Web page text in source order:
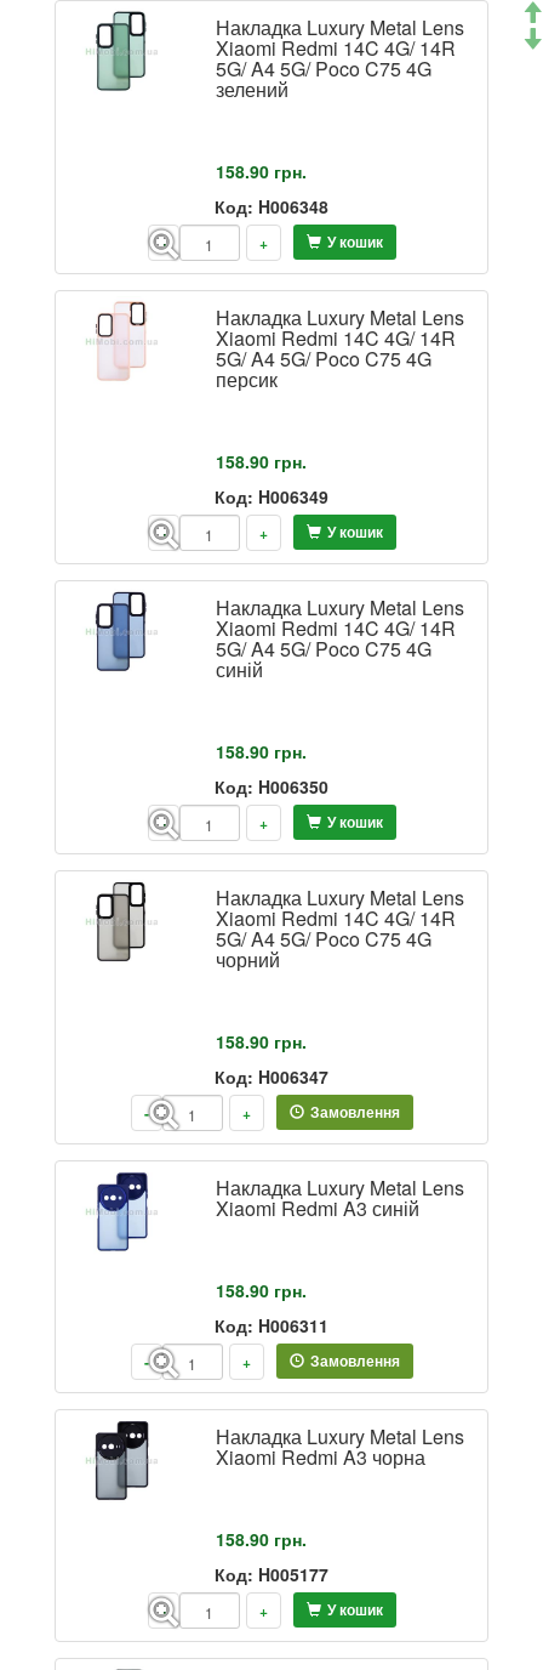
Накладка Luxury Metal Lens
Xiaomi Redmi 14C 4G/ 14R
5G/ A4 5G/ Poco C75 4G
зелений
158.90 грн.
Код: H006348
- + У кошик
Накладка Luxury Metal Lens
Xiaomi Redmi 14C 4G/ 14R
5G/ A4 5G/ Poco C75 4G
персик
158.90 грн.
Код: H006349
- + У кошик
Накладка Luxury Metal Lens
Xiaomi Redmi 14C 4G/ 14R
5G/ A4 5G/ Poco C75 4G
синій
158.90 грн.
Код: H006350
- + У кошик
Накладка Luxury Metal Lens
Xiaomi Redmi 14C 4G/ 14R
5G/ A4 5G/ Poco C75 4G
чорний
158.90 грн.
Код: H006347
- + Замовлення
Накладка Luxury Metal Lens
Xiaomi Redmi A3 синій
158.90 грн.
Код: H006311
- + Замовлення
Накладка Luxury Metal Lens
Xiaomi Redmi A3 чорна
158.90 грн.
Код: H005177
- + У кошик